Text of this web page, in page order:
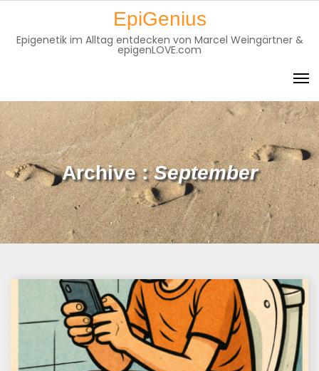
content
EpiGenius
Epigenetik im Alltag entdecken von Marcel Weingärtner &
epigenLOVE.com
Archive :September